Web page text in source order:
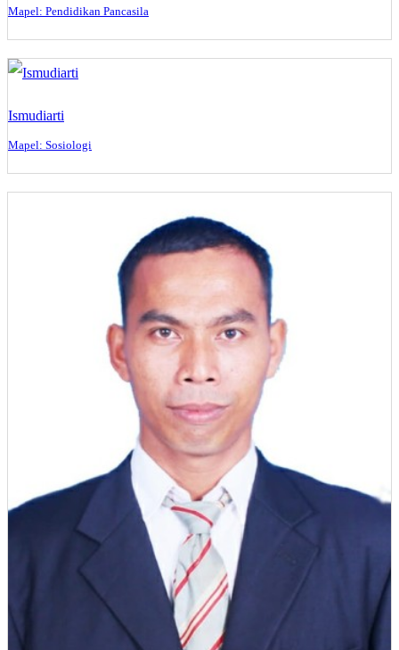
Mapel: Pendidikan Pancasila
Ismudiarti
Mapel: Sosiologi